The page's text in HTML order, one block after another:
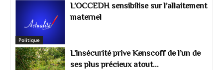
Politique
L’OCCEDH sensibilise sur l’allaitement
maternel
L’insécurité prive Kenscoff de l’un de
ses plus précieux atout...